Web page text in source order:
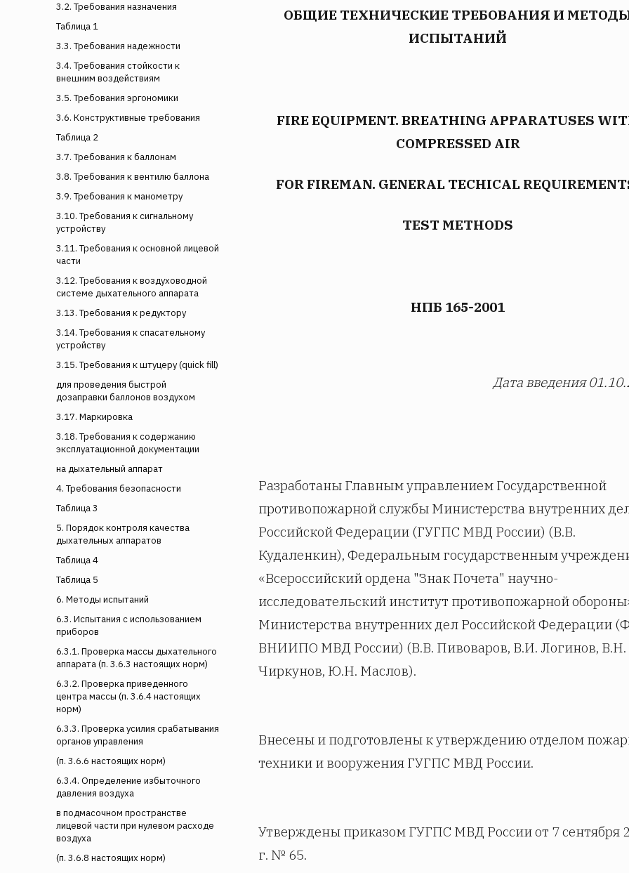
3.2. Требования назначения
Таблица 1
3.3. Требования надежности
3.4. Требования стойкости к
внешним воздействиям
3.5. Требования эргономики
3.6. Конструктивные требования
Таблица 2
3.7. Требования к баллонам
3.8. Требования к вентилю баллона
3.9. Требования к манометру
3.10. Требования к сигнальному
устройству
3.11. Требования к основной лицевой
части
3.12. Требования к воздуховодной
системе дыхательного аппарата
3.13. Требования к редуктору
3.14. Требования к спасательному
устройству
3.15. Требования к штуцеру (quick fill)
для проведения быстрой
дозаправки баллонов воздухом
3.17. Маркировка
3.18. Требования к содержанию
эксплуатационной документации
на дыхательный аппарат
4. Требования безопасности
Таблица 3
5. Порядок контроля качества
дыхательных аппаратов
Таблица 4
Таблица 5
6. Методы испытаний
6.3. Испытания с использованием
приборов
6.3.1. Проверка массы дыхательного
аппарата (п. 3.6.3 настоящих норм)
6.3.2. Проверка приведенного
центра массы (п. 3.6.4 настоящих
норм)
6.3.3. Проверка усилия срабатывания
органов управления
(п. 3.6.6 настоящих норм)
6.3.4. Определение избыточного
давления воздуха
в подмасочном пространстве
лицевой части при нулевом расходе
воздуха
(п. 3.6.8 настоящих норм)
ОБЩИЕ ТЕХНИЧЕСКИЕ ТРЕБОВАНИЯ И
ИСПЫТАНИЙ
FIRE EQUIPMENT. BREATHING APPARATUSES
COMPRESSED AIR
FOR FIREMAN. GENERAL TECHICAL
TEST METHODS
НПБ 165-2001
Дата введения
Разработаны Главным управлением Государственной
противопожарной службы Министерства внутренних
Российской Федерации (ГУГПС МВД России) (В.В.
Кудаленкин), Федеральным государственным
«Всероссийский ордена "Знак Почета" научно-
исследовательский институт противопожарной
Министерства внутренних дел Российской Федерации
ВНИИПО МВД России) (В.В. Пивоваров, В.И. Логинов, В.Н.
Чиркунов, Ю.Н. Маслов).
Внесены и подготовлены к утверждению отделом
техники и вооружения ГУГПС МВД России.
Утверждены приказом ГУГПС МВД России от 7 сентября
г. № 65.